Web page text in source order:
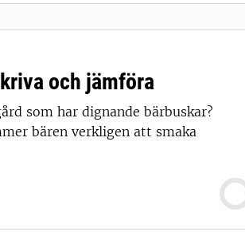
och jämföra
som har dignande bärbuskar?
bären verkligen att smaka